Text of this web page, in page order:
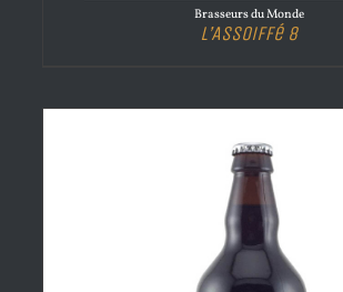
Brasseurs du Monde
L’Assoiffé 8